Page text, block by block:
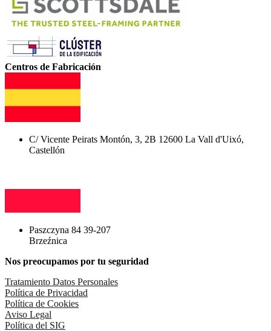
Centros de Fabricación
C/ Vicente Peirats Montón, 3, 2B 12600 La Vall d'Uixó,
Castellón
Paszczyna 84 39-207
Brzeźnica
Nos preocupamos por tu seguridad
Tratamiento Datos Personales
Política de Privacidad
Política de Cookies
Aviso Legal
Política del SIG